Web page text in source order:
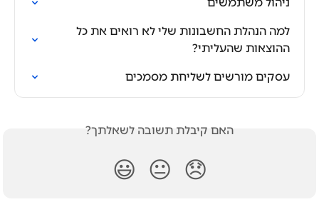
למה הנהלת החשבונות שלי לא רואים את כל
ההוצאות שהעליתי?
עסקים מורשים לשליחת מסמכים
האם קיבלת תשובה לשאלתך?
😞
😐
😃